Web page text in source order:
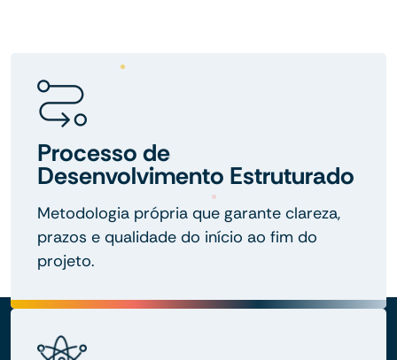
Processo de
Desenvolvimento Estruturado
Metodologia própria que garante clareza,
prazos e qualidade do início ao fim do
projeto.